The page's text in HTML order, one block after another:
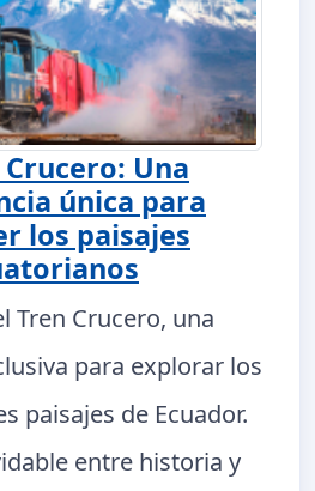
Crucero: Una
única para
los paisajes
Tren Crucero, una
para explorar los
paisajes de Ecuador.
entre historia y